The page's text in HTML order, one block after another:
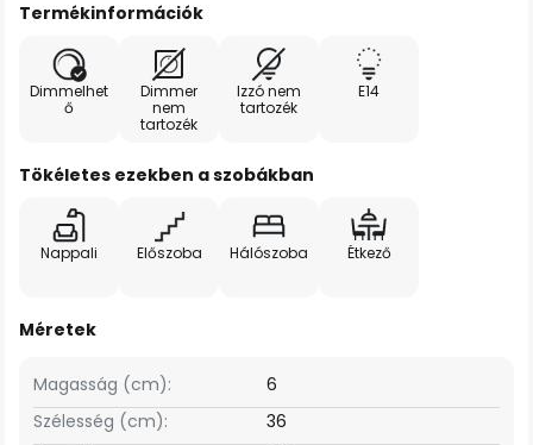
Termékinformációk
Dimmelhet
ő
Dimmer
nem
tartozék
Izzó nem
tartozék
E14
Tökéletes ezekben a szobákban
Nappali Előszoba Hálószoba Étkező
Méretek
Szélesség (cm): 36
Magasság (cm): 6